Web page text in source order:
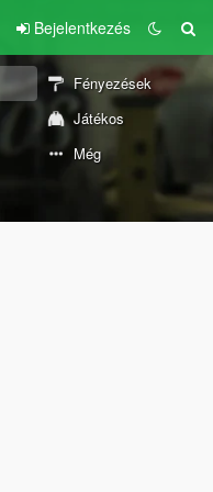
Bejelentkezés
Fényezések
Játékos
Még